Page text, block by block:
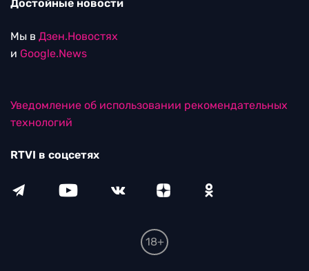
Достойные новости
Мы в Дзен.Новостях
и Google.News
Уведомление об использовании рекомендательных
технологий
RTVI в соцсетях
18+